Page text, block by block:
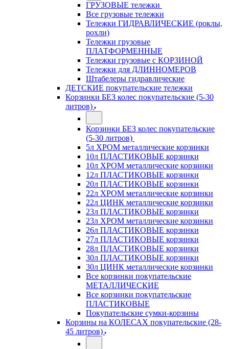
ГРУЗОВЫЕ тележки
Все грузовые тележки
Тележки ГИДРАВЛИЧЕСКИЕ (роклы,
рохли)
Тележки грузовые
ПЛАТФОРМЕННЫЕ
Тележки грузовые с КОРЗИНОЙ
Тележки для ДЛИННОМЕРОВ
Штабелеры гидравлические
ДЕТСКИЕ покупательские тележки
Корзинки БЕЗ колес покупательские (5-30
литров)
Корзинки БЕЗ колес покупательские
(5-30 литров)
5л ХРОМ металлические корзинки
10л ПЛАСТИКОВЫЕ корзинки
10л ХРОМ металлические корзинки
12л ПЛАСТИКОВЫЕ корзинки
20л ПЛАСТИКОВЫЕ корзинки
22л ХРОМ металлические корзинки
22л ЦИНК металлические корзинки
23л ПЛАСТИКОВЫЕ корзинки
23л ХРОМ металлические корзинки
26л ПЛАСТИКОВЫЕ корзинки
27л ПЛАСТИКОВЫЕ корзинки
28л ПЛАСТИКОВЫЕ корзинки
30л ПЛАСТИКОВЫЕ корзинки
30л ЦИНК металлические корзинки
Все корзинки покупательские
МЕТАЛЛИЧЕСКИЕ
Все корзинки покупательские
ПЛАСТИКОВЫЕ
Покупательские сумки-корзины
Корзины на КОЛЕСАХ покупательские (28-
45 литров)